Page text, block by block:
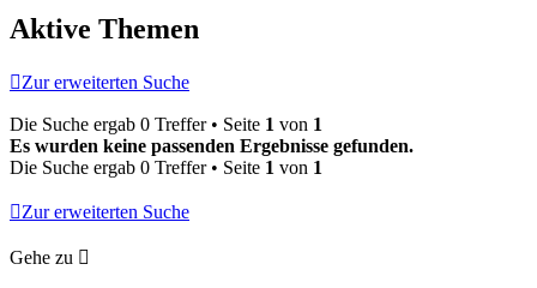
Aktive Themen
Zur erweiterten Suche
Die Suche ergab 0 Treffer • Seite 1 von 1
Es wurden keine passenden Ergebnisse gefunden.
Die Suche ergab 0 Treffer • Seite 1 von 1
Zur erweiterten Suche
Gehe zu